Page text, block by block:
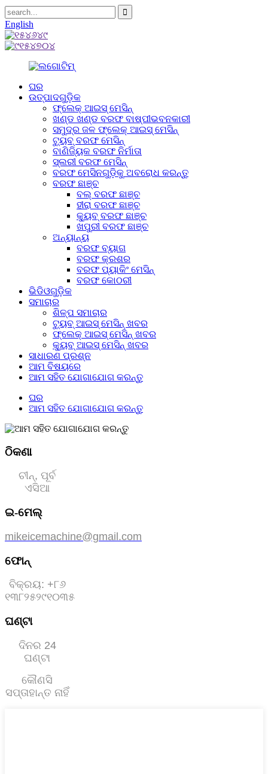
English
ଘର
ଉତ୍ପାଦଗୁଡ଼ିକ
ଫ୍ଲେକ୍ ଆଇସ୍ ମେସିନ୍
ଖଣ୍ଡ ଖଣ୍ଡ ବରଫ ବାଷ୍ପୀଭବନକାରୀ
ସମୁଦ୍ର ଜଳ ଫ୍ଲେକ୍ ଆଇସ୍ ମେସିନ୍
ଟ୍ୟୁବ୍ ବରଫ ମେସିନ୍
ବାଣିଜ୍ୟିକ ବରଫ ନିର୍ମାତା
ସ୍ଲରୀ ବରଫ ମେସିନ୍
ବରଫ ମେସିନଗୁଡ଼ିକୁ ଅବରୋଧ କରନ୍ତୁ
ବରଫ ଛାଞ୍ଚ
ବଲ୍ ବରଫ ଛାଞ୍ଚ
ହୀରା ବରଫ ଛାଞ୍ଚ
କ୍ୟୁବ୍ ବରଫ ଛାଞ୍ଚ
ଖପୁରୀ ବରଫ ଛାଞ୍ଚ
ଅନ୍ୟାନ୍ୟ
ବରଫ ବ୍ୟାଗ
ବରଫ କ୍ରଶର
ବରଫ ପ୍ୟାକିଂ ମେସିନ୍
ବରଫ କୋଠରୀ
ଭିଡିଓଗୁଡ଼ିକ
ସମାଚାର
ଶିଳ୍ପ ସମାଚାର
ଟ୍ୟୁବ୍ ଆଇସ୍ ମେସିନ୍ ଖବର
ଫ୍ଲେକ୍ ଆଇସ୍ ମେସିନ୍ ଖବର
କ୍ୟୁବ୍ ଆଇସ୍ ମେସିନ୍ ଖବର
ସାଧାରଣ ପ୍ରଶ୍ନ
ଆମ ବିଷୟରେ
ଆମ ସହିତ ଯୋଗାଯୋଗ କରନ୍ତୁ
ଘର
ଆମ ସହିତ ଯୋଗାଯୋଗ କରନ୍ତୁ
ଠିକଣା
ଚୀନ୍, ପୂର୍ବ
ଏସିଆ
ଇ-ମେଲ୍
mikeicemachine@gmail.com
ଫୋନ୍
ବିକ୍ରୟ: +୮୬
୧୩୮୨୫୨୯୧୦୩୫
ଘଣ୍ଟା
ଦିନର 24
ଘଣ୍ଟା
କୌଣସି
ସପ୍ତାହାନ୍ତ ନାହିଁ